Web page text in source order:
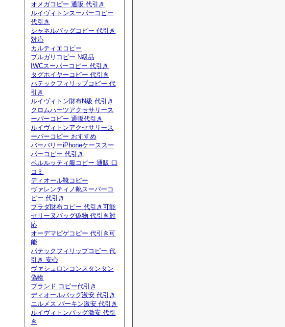
オメガコピー 通販 代引き
ルイヴィトンスーパーコピー
代引き
シャネルバッグコピー 代引き
対応
カルティエコピー
ブルガリコピー N級品
IWCスーパーコピー 代引き
タグホイヤーコピー 代引き
パテックフィリップコピー 代
引き
ルイヴィトン財布N級 代引き
クロムハーツアクセサリース
ーパーコピー 通販代引き
ルイヴィトンアクセサリース
ーパーコピー おすすめ
バーバリーiPhoneケーススー
パーコピー 代引き
ベルルッティ服コピー 通販 口
コミ
ディオール靴コピー
ヴァレンティノ靴スーパーコ
ピー 代引き
プラダ財布コピー 代引き可能
セリーヌバッグ偽物 代引き対
応
オーデマピゲコピー 代引き可
能
パテックフィリップコピー 代
引き 安心
ヴァシュロンコンスタンタン
偽物
ブランド コピー代引き
ディオールバッグ激安 代引き
エルメス バーキン激安 代引き
ルイヴィトンバッグ激安 代引
き